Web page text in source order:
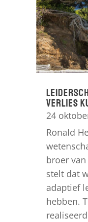
verlies
24
Ronald
broer
stelt dat
adaptief
hebben.